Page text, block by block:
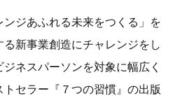
ンジあふれる未来をつくる」を
新事業創造にチャレンジをし
ネスパーソンを対象に幅広く
セラー『７つの習慣』の出版